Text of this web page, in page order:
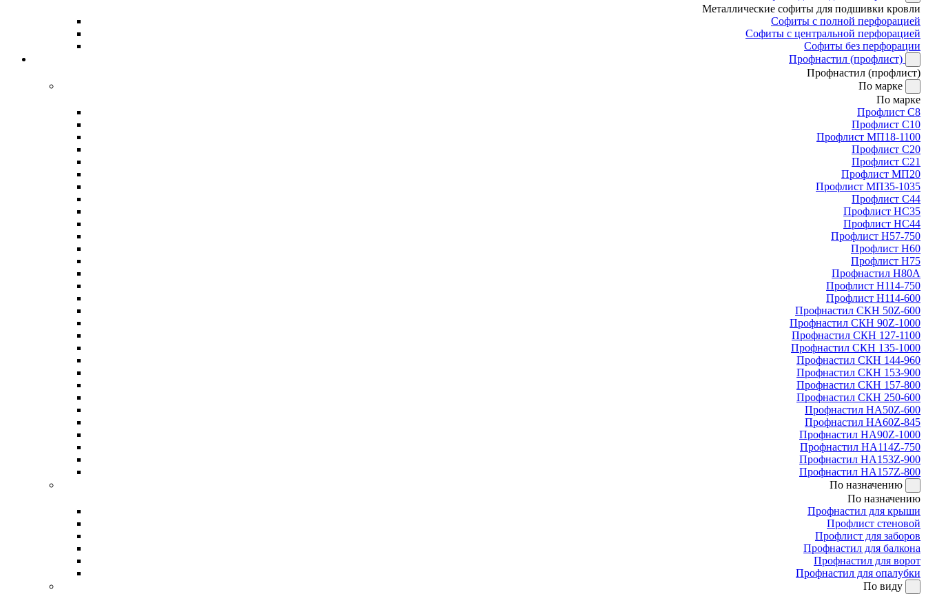
Металлические софиты для подшивки кровли
Софиты с полной перфорацией
Софиты с центральной перфорацией
Софиты без перфорации
Профнастил (профлист)
Профнастил (профлист)
По марке
По марке
Профлист С8
Профлист С10
Профлист МП18-1100
Профлист С20
Профлист С21
Профлист МП20
Профлист МП35-1035
Профлист С44
Профлист НС35
Профлист НС44
Профлист Н57-750
Профлист Н60
Профлист Н75
Профнастил Н80А
Профлист Н114-750
Профлист Н114-600
Профнастил СКН 50Z-600
Профнастил СКН 90Z-1000
Профнастил СКН 127-1100
Профнастил СКН 135-1000
Профнастил СКН 144-960
Профнастил СКН 153-900
Профнастил СКН 157-800
Профнастил СКН 250-600
Профнастил НА50Z-600
Профнастил НА60Z-845
Профнастил НА90Z-1000
Профнастил НА114Z-750
Профнастил НА153Z-900
Профнастил НА157Z-800
По назначению
По назначению
Профнастил для крыши
Профлист стеновой
Профлист для заборов
Профнастил для балкона
Профнастил для ворот
Профнастил для опалубки
По виду